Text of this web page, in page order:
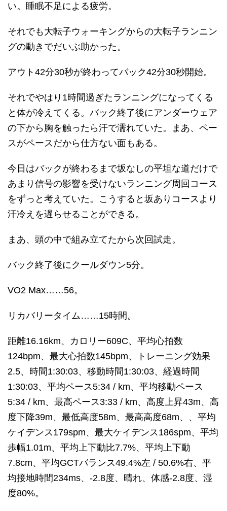
い。睡眠不足による疲労。
それでも大転子ウォーキングからの大転子ランニン
グの動きでだいぶ助かった。
アウト42分30秒が終わってバック42分30秒開始。
それでやはり1時間過ぎたランニングになってくる
と体が冷えてくる。バック終了後にアンダーウェア
の下から胸を触ったら汗で濡れていた。まあ、ペー
スがペースだから仕方ない面もある。
今日はバックが終わるまで坂なしの平坦な道だけで
あまり信号の影響を受けないランニング周回コース
をずっと考えていた。こうすると坂ありコースより
汗冷えを遅らせることができる。
まあ、頭の中で組み立てたから次回試走。
バック終了後にクールダウン5分。
VO2 Max……56。
リカバリータイム……15時間。
距離16.16km、カロリー609C、平均心拍数
124bpm、最大心拍数145bpm、トレーニング効果
2.5、時間1:30:03、移動時間1:30:03、経過時間
1:30:03、平均ペース5:34 / km、平均移動ペース
5:34 / km、最高ペース3:33 / km、高度上昇43m、高
度下降39m、最低高度58m、最高高度68m、、平均
ケイデンス179spm、最大ケイデンス186spm、平均
歩幅1.01m、平均上下動比7.7%、平均上下動
7.8cm、平均GCTバランス49.4%左 / 50.6%右、平
均接地時間234ms、-2.8度、晴れ、体感-2.8度、湿
度80%。